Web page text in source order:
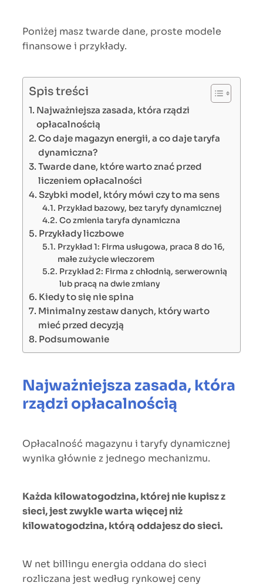
Poniżej masz twarde dane, proste modele
finansowe i przykłady.
Spis treści
Najważniejsza zasada, która rządzi
opłacalnością
Co daje magazyn energii, a co daje taryfa
dynamiczna?
Twarde dane, które warto znać przed
liczeniem opłacalności
Szybki model, który mówi czy to ma sens
Przykład bazowy, bez taryfy dynamicznej
Co zmienia taryfa dynamiczna
Przykłady liczbowe
Przykład 1: Firma usługowa, praca 8 do 16,
małe zużycie wieczorem
Przykład 2: Firma z chłodnią, serwerownią
lub pracą na dwie zmiany
Kiedy to się nie spina
Minimalny zestaw danych, który warto
mieć przed decyzją
Podsumowanie
Najważniejsza zasada, która
rządzi opłacalnością
Opłacalność magazynu i taryfy dynamicznej
wynika głównie z jednego mechanizmu.
Każda kilowatogodzina, której nie kupisz z
sieci, jest zwykle warta więcej niż
kilowatogodzina, którą oddajesz do sieci.
W net billingu energia oddana do sieci
rozliczana jest według rynkowej ceny